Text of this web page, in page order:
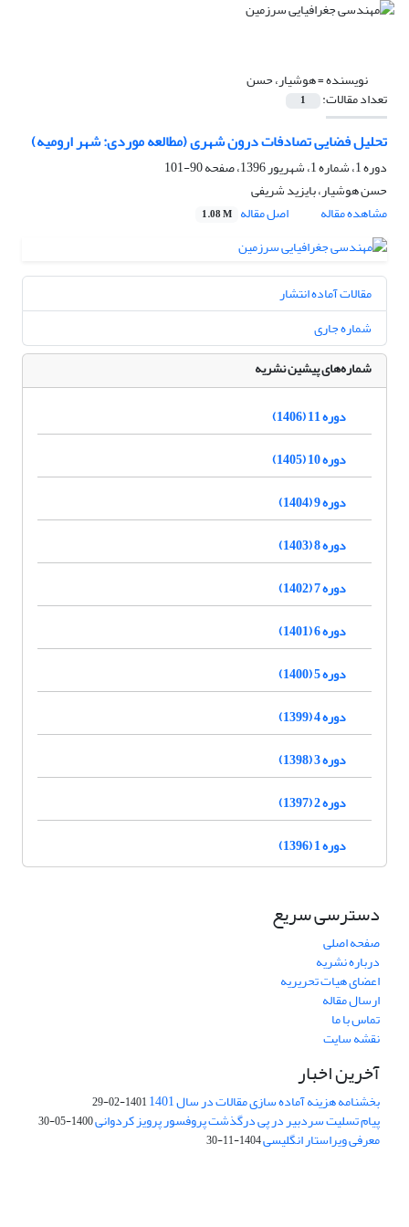
نویسنده =هوشیار، حسن
تعداد مقالات: 1
تحلیل فضایی تصادفات درون شهری (مطالعه موردی: شهر ارومیه)
دوره 1، شماره 1، شهریور 1396، صفحه
90-101
حسن هوشیار، بایزید شریفی
مشاهده مقاله
اصل مقاله 1.08 M
مقالات آماده انتشار
شماره جاری
شماره‌های پیشین نشریه
دوره 11 (1406)
دوره 10 (1405)
دوره 9 (1404)
دوره 8 (1403)
دوره 7 (1402)
دوره 6 (1401)
دوره 5 (1400)
دوره 4 (1399)
دوره 3 (1398)
دوره 2 (1397)
دوره 1 (1396)
دسترسی سریع
صفحه اصلی
درباره نشریه
اعضای هیات تحریریه
ارسال مقاله
تماس با ما
نقشه سایت
آخرین اخبار
بخشنامه هزینه آماده سازی مقالات در سال 1401 1401-02-29
پیام تسلیت سردبیر در پی درگذشت پروفسور پرویز کردوانی1400-05-30
معرفی ویراستار انگلیسی1404-11-30